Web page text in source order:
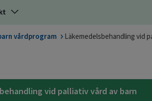
vårdprogram Läkemedelsbehandling vid
vid palliativ vård av barn